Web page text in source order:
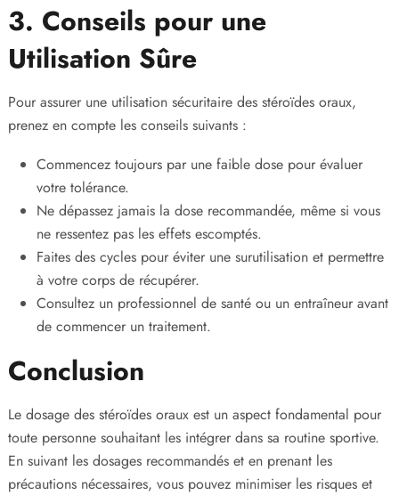
3. Conseils pour une
Utilisation Sûre
Pour assurer une utilisation sécuritaire des stéroïdes oraux,
prenez en compte les conseils suivants :
Commencez toujours par une faible dose pour évaluer
votre tolérance.
Ne dépassez jamais la dose recommandée, même si vous
ne ressentez pas les effets escomptés.
Faites des cycles pour éviter une surutilisation et permettre
à votre corps de récupérer.
Consultez un professionnel de santé ou un entraîneur avant
de commencer un traitement.
Conclusion
Le dosage des stéroïdes oraux est un aspect fondamental pour
toute personne souhaitant les intégrer dans sa routine sportive.
En suivant les dosages recommandés et en prenant les
précautions nécessaires, vous pouvez minimiser les risques et